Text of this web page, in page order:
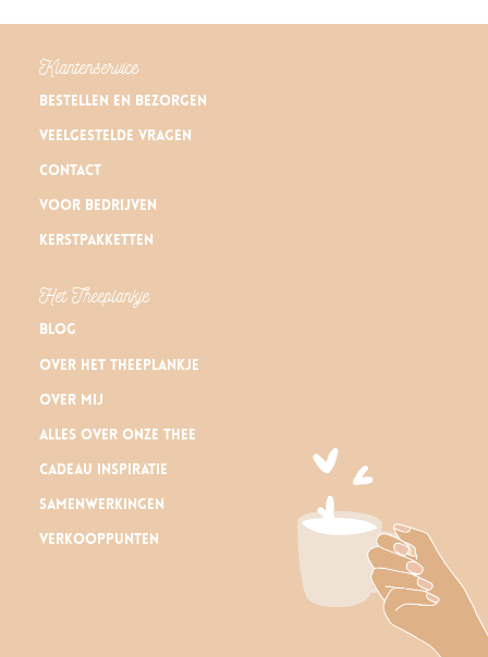
Klantenservice
Bestellen en bezorgen
Veelgestelde vragen
Contact
Voor bedrijven
Kerstpakketten
Het Theeplankje
Blog
Over Het Theeplankje
Over mij
Alles over onze thee
Cadeau inspiratie
Samenwerkingen
Verkooppunten